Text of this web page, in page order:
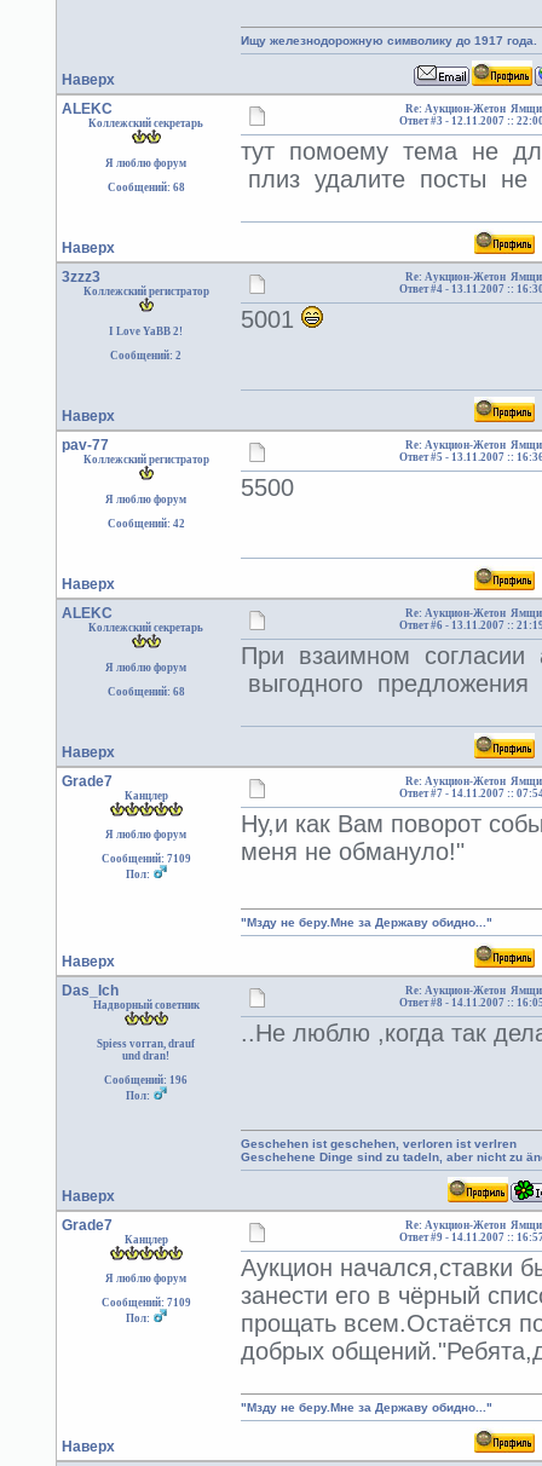
Наверх
Ищу железнодорожную символику до 1917 года.
ALEKC
Коллежский секретарь
Я люблю форум
Сообщений: 68
Re: Аукцион-Жетон
Ответ #3 - 12.11.2007 ::
тут помоему тема не
плиз удалите посты
Наверх
3zzz3
Коллежский регистратор
I Love YaBB 2!
Сообщений: 2
Re: Аукцион-Жетон
Ответ #4 - 13.11.2007 ::
5001
Наверх
pav-77
Коллежский регистратор
Я люблю форум
Сообщений: 42
Re: Аукцион-Жетон
Ответ #5 - 13.11.2007 ::
5500
Наверх
ALEKC
Коллежский секретарь
Я люблю форум
Сообщений: 68
Re: Аукцион-Жетон
Ответ #6 - 13.11.2007 ::
При взаимном согласии
выгодного
Наверх
Grade7
Канцлер
Я люблю форум
Сообщений: 7109
Пол:
Re: Аукцион-Жетон
Ответ #7 - 14.11.2007 ::
Ну,и как Вам поворот
меня не обмануло!"
Наверх
"Мзду не беру.Мне за Державу обидно..."
Das_Ich
Надворный советник
Spiess vorran, drauf
und dran!
Сообщений: 196
Пол:
Re: Аукцион-Жетон
Ответ #8 - 14.11.2007 ::
..Не люблю ,когда так
Наверх
Geschehen ist geschehen, verloren ist verlren
Geschehene Dinge sind zu tadeln, aber nicht zu
Grade7
Канцлер
Я люблю форум
Сообщений: 7109
Пол:
Re: Аукцион-Жетон
Ответ #9 - 14.11.2007 ::
Аукцион начался,ставки
занести его в чёрный
прощать всем.Остаётся
добрых
Наверх
"Мзду не беру.Мне за Державу обидно..."